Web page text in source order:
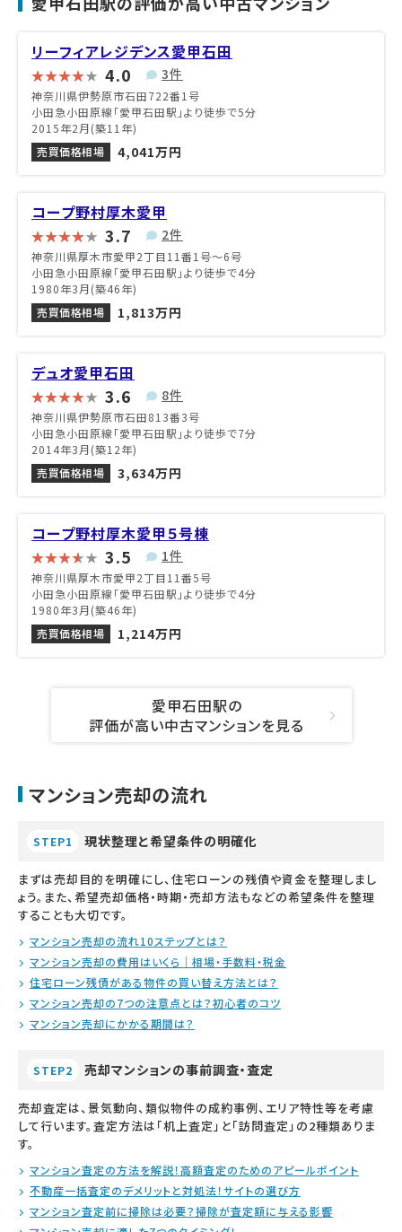
リーフィアレジデンス愛甲石田
4.0 3件
神奈川県伊勢原市石田722番1号
小田急小田原線「愛甲石田駅」より徒歩で5分
2015年2月(築11年)
売買価格相場
4,041万円
コープ野村厚木愛甲
3.7 2件
神奈川県厚木市愛甲2丁目11番1号〜6号
小田急小田原線「愛甲石田駅」より徒歩で4分
1980年3月(築46年)
売買価格相場
1,813万円
デュオ愛甲石田
3.6 8件
神奈川県伊勢原市石田813番3号
小田急小田原線「愛甲石田駅」より徒歩で7分
2014年3月(築12年)
売買価格相場
3,634万円
コープ野村厚木愛甲５号棟
3.5 1件
神奈川県厚木市愛甲2丁目11番5号
小田急小田原線「愛甲石田駅」より徒歩で4分
1980年3月(築46年)
売買価格相場
1,214万円
愛甲石田駅の
評価が高い中古マンションを見る
マンション売却の流れ
STEP1 現状整理と希望条件の明確化
まずは売却目的を明確にし、住宅ローンの残債や資金を整理しまし
ょう。また、希望売却価格・時期・売却方法もなどの希望条件を整理
することも大切です。
マンション売却の流れ10ステップとは？
マンション売却の費用はいくら｜相場・手数料・税金
住宅ローン残債がある物件の買い替え方法とは？
マンション売却の7つの注意点とは？初心者のコツ
マンション売却にかかる期間は？
STEP2 売却マンションの事前調査・査定
売却査定は、景気動向、類似物件の成約事例、エリア特性等を考慮
して行います。査定方法は「机上査定」と「訪問査定」の2種類ありま
す。
マンション査定の方法を解説！高額査定のためのアピールポイント
不動産一括査定のデメリットと対処法！サイトの選び方
マンション査定前に掃除は必要？掃除が査定額に与える影響